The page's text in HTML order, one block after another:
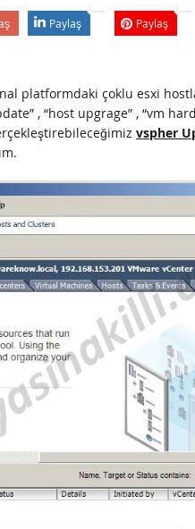
Paylaş Paylaş
platformdaki çoklu esxi
, “host upgrage” , “vm
vspher